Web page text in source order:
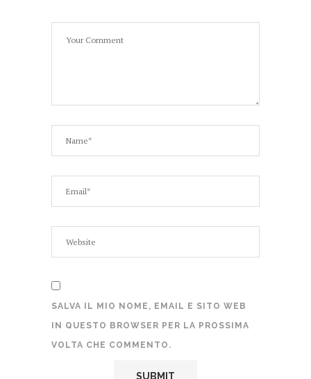
SALVA IL MIO NOME, EMAIL E SITO WEB
IN QUESTO BROWSER PER LA PROSSIMA
VOLTA CHE COMMENTO.